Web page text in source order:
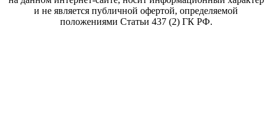
и не является публичной офертой, определяемой
положениями Статьи 437 (2) ГК РФ.